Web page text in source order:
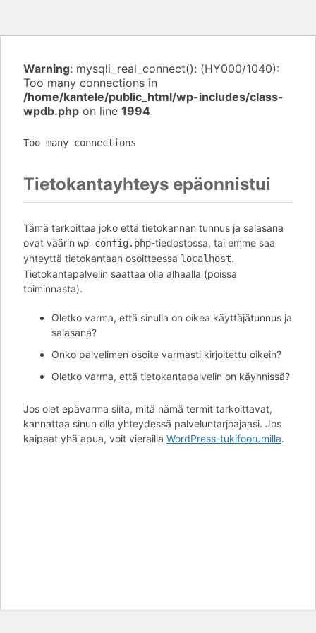
Warning: mysqli_real_connect(): (HY000/1040):
Too many connections in
/home/kantele/public_html/wp-includes/class-
wpdb.php on line 1994
Too many connections
Tietokantayhteys epäonnistui
Tämä tarkoittaa joko että tietokannan tunnus ja salasana
ovat väärin wp-config.php-tiedostossa, tai emme saa
yhteyttä tietokantaan osoitteessa localhost.
Tietokantapalvelin saattaa olla alhaalla (poissa
toiminnasta).
Oletko varma, että sinulla on oikea käyttäjätunnus ja
salasana?
Onko palvelimen osoite varmasti kirjoitettu oikein?
Oletko varma, että tietokantapalvelin on käynnissä?
Jos olet epävarma siitä, mitä nämä termit tarkoittavat,
kannattaa sinun olla yhteydessä palveluntarjoajaasi. Jos
kaipaat yhä apua, voit vierailla WordPress-tukifoorumilla.